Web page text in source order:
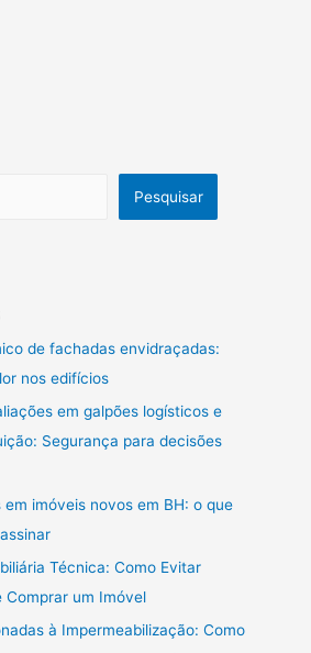
Pesquisar
de fachadas envidraçadas:
nos edifícios
em galpões logísticos e
Segurança para decisões
imóveis novos em BH: o que
Técnica: Como Evitar
Comprar um Imóvel
à Impermeabilização: Como